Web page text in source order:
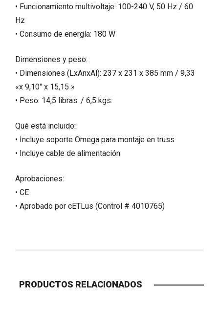
• Funcionamiento multivoltaje: 100-240 V, 50 Hz / 60
Hz
• Consumo de energía: 180 W
Dimensiones y peso:
• Dimensiones (LxAnxAl): 237 x 231 x 385 mm / 9,33
«x 9,10″ x 15,15 »
• Peso: 14,5 libras. / 6,5 kgs.
Qué está incluido:
• Incluye soporte Omega para montaje en truss
• Incluye cable de alimentación
Aprobaciones:
• CE
• Aprobado por cETLus (Control # 4010765)
PRODUCTOS RELACIONADOS